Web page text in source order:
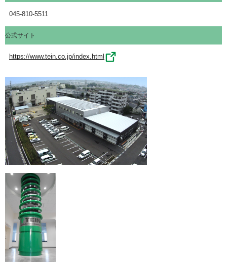
045-810-5511
公式サイト
https://www.tein.co.jp/index.html